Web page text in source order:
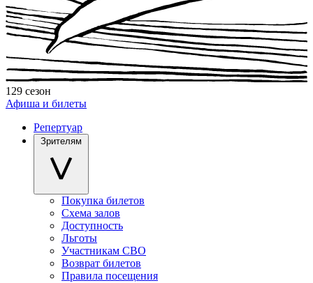
129 сезон
Афиша и билеты
Репертуар
Зрителям
Покупка билетов
Схема залов
Доступность
Льготы
Участникам СВО
Возврат билетов
Правила посещения